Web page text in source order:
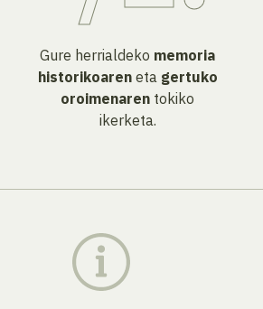
Gure herrialdeko memoria
historikoareneta gertuko
oroimenaren tokiko
ikerketa.